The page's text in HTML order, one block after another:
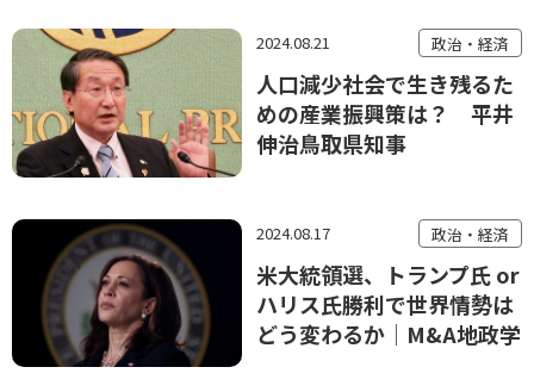
2024.08.21 政治・経済
人口減少社会で生き残るた
めの産業振興策は？ 平井
伸治鳥取県知事
2024.08.17 政治・経済
米大統領選、トランプ氏 or
ハリス氏勝利で世界情勢は
どう変わるか│M&A地政学